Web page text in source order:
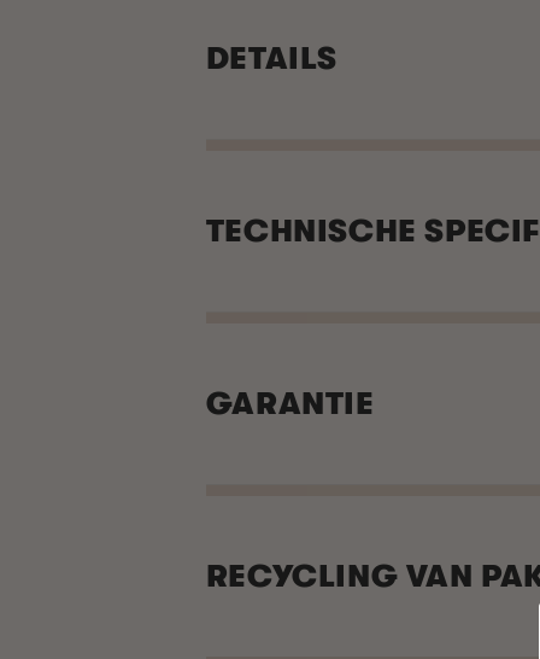
DETAILS
TECHNISCHE
GARANTIE
RECYCLING VAN